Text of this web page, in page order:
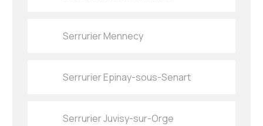
Serrurier Mennecy
Serrurier Epinay-sous-Senart
Serrurier Juvisy-sur-Orge